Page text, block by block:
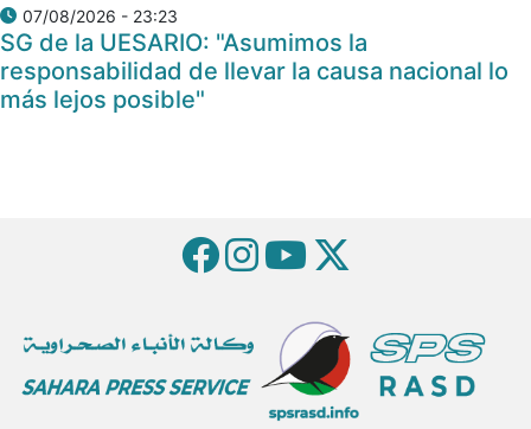
07/08/2026 - 23:23
SG de la UESARIO: "Asumimos la
responsabilidad de llevar la causa nacional lo
más lejos posible"